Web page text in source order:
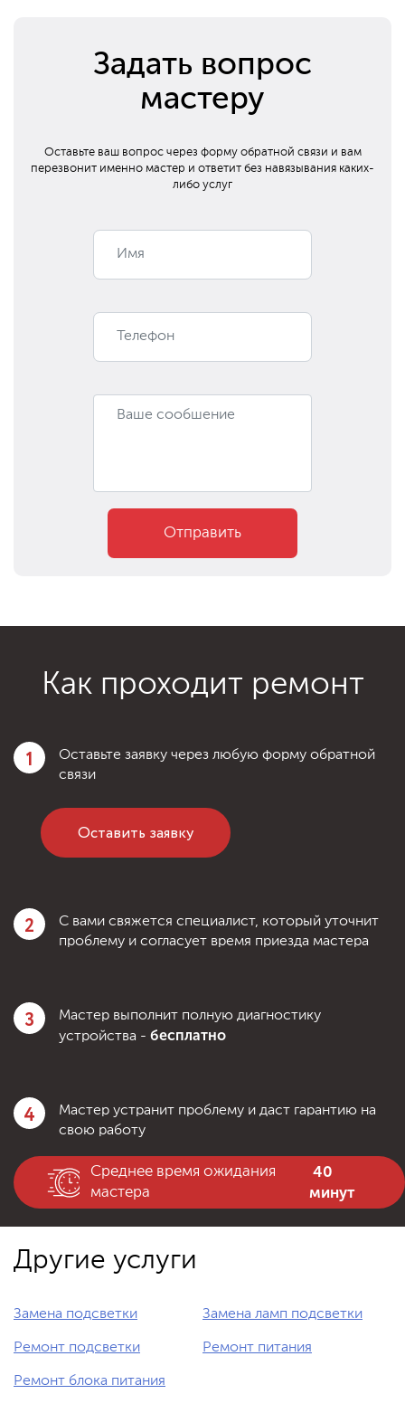
Другие услуги
Замена подсветки Замена ламп подсветки
Ремонт подсветки Ремонт питания
Ремонт блока питания
Задать вопрос
мастеру
Оставьте ваш вопрос через форму обратной связи и вам
перезвонит именно мастер и ответит без навязывания каких-
либо услуг
Отправить
Как проходит ремонт
1
Оставьте заявку через любую форму обратной
связи
Оставить заявку
2
С вами свяжется специалист, который уточнит
проблему и согласует время приезда мастера
3
Мастер выполнит полную диагностику
устройства - бесплатно
4
Мастер устранит проблему и даст гарантию на
свою работу
Среднее время ожидания
мастера
40
минут